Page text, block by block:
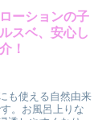
でに10日以上か
ーションの子
スベ、安心し
！
も使える自然由来
。お風呂上りな